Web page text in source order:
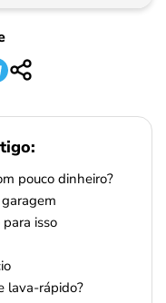
pouco dinheiro?
isso
lava-rápido?